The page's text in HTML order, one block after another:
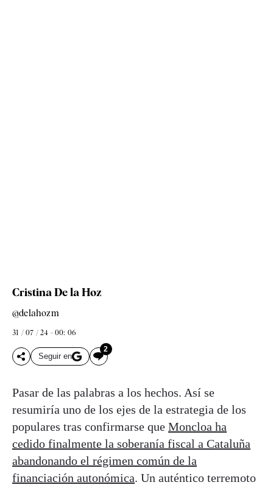
Cristina De la Hoz
@delahozm
31 / 07 / 24 - 00: 06
Seguir en
2
Pasar de las palabras a los hechos. Así se
resumiría uno de los ejes de la estrategia de los
populares tras confirmarse que Moncloa ha
cedido finalmente la soberanía fiscal a Cataluña
abandonando el régimen común de la
financiación autonómica. Un auténtico terremoto